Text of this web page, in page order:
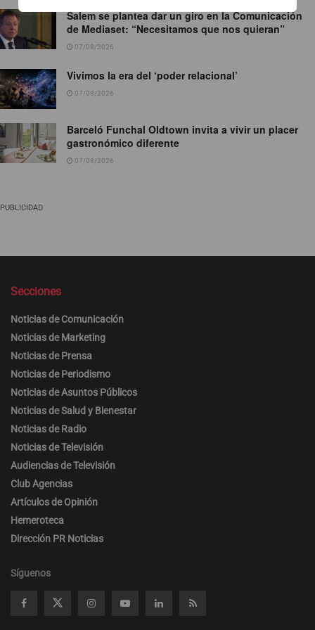
Salem se plantea dar un giro en la Comunicación
de Mediaset: “Necesitamos que nos quieran”
07/08/2026
Vivimos la era del ‘poder relacional’
07/08/2026
Barceló Funchal Oldtown invita a vivir un placer
gastronómico diferente
07/08/2026
PUBLICIDAD
Secciones
Noticias de Comunicación
Noticias de Marketing
Noticias de Prensa
Noticias de Periodismo
Noticias de Asuntos Públicos
Noticias de Salud y Bienestar
Noticias de Radio
Noticias de Televisión
Audiencias de Televisión
Club Agencias
Artículos de Opinión
Hemeroteca
Dirección PR Noticias
Síguenos